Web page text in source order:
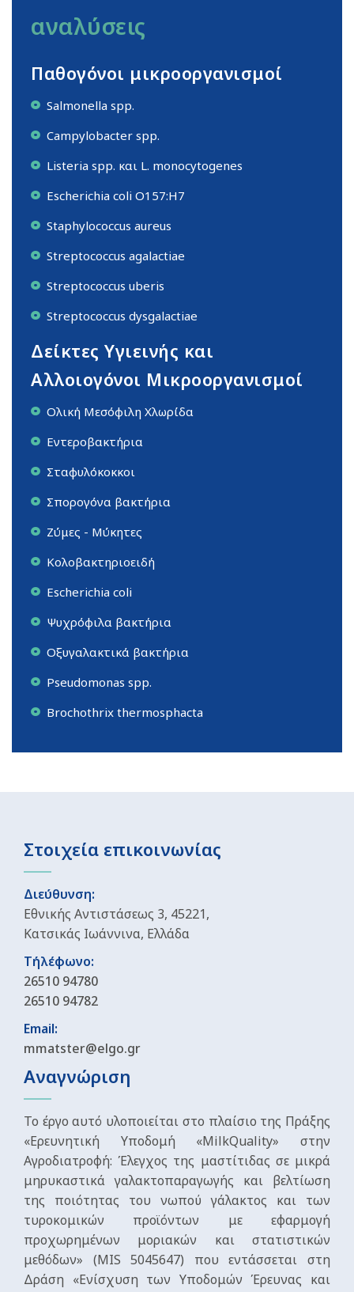
αναλύσεις
Παθογόνοι μικροοργανισμοί
Salmonella spp.
Campylobacter spp.
Listeria spp. και L. monocytogenes
Escherichia coli O157:H7
Staphylococcus aureus
Streptococcus agalactiae
Streptococcus uberis
Streptococcus dysgalactiae
Δείκτες Υγιεινής και
Αλλοιογόνοι Μικροοργανισμοί
Ολική Μεσόφιλη Χλωρίδα
Εντεροβακτήρια
Σταφυλόκοκκοι
Σπορογόνα βακτήρια
Ζύμες - Μύκητες
Κολοβακτηριοειδή
Escherichia coli
Ψυχρόφιλα βακτήρια
Οξυγαλακτικά βακτήρια
Pseudomonas spp.
Brochothrix thermosphacta
Στοιχεία επικοινωνίας
Διεύθυνση:
Εθνικής Αντιστάσεως 3, 45221,
Κατσικάς Ιωάννινα, Ελλάδα
Τήλέφωνο:
26510 94780
26510 94782
Email:
mmatster@elgo.gr
Αναγνώριση
Το έργο αυτό υλοποιείται στο πλαίσιο της Πράξης
«Ερευνητική Υποδομή «MilkQuality» στην
Αγροδιατροφή: Έλεγχος της μαστίτιδας σε μικρά
μηρυκαστικά γαλακτοπαραγωγής και βελτίωση
της ποιότητας του νωπού γάλακτος και των
τυροκομικών προϊόντων με εφαρμογή
προχωρημένων μοριακών και στατιστικών
μεθόδων» (MIS 5045647) που εντάσσεται στη
Δράση «Ενίσχυση των Υποδομών Έρευνας και